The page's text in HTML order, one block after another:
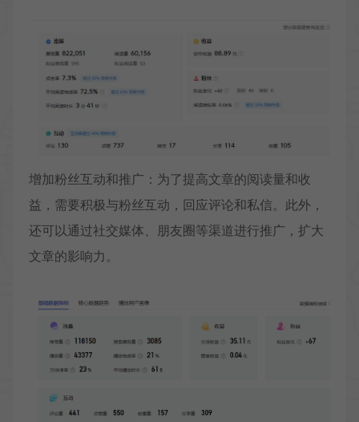
增加粉丝互动和推广：为了提高文章的阅读量和收
益，需要积极与粉丝互动，回应评论和私信。此外，
还可以通过社交媒体、朋友圈等渠道进行推广，扩大
文章的影响力。